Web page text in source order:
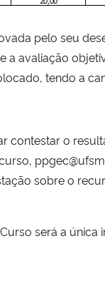
pelo seu
a avaliação
tendo a
contestar o
sobre o
será a única